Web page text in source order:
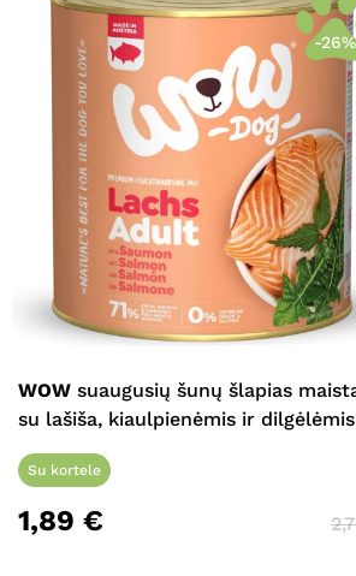
-26%
WOW suaugusių šunų šlapias
su lašiša, kiaulpienėmis ir dilgėlėmis
Su kortele
1,89 €